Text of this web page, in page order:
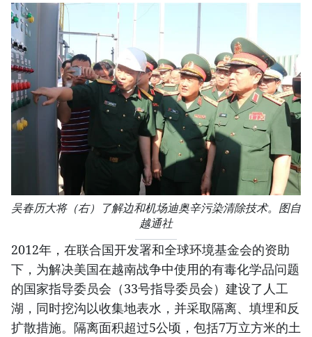
吴春历大将（右）了解边和机场迪奥辛污染清除技术。图自
越通社
2012年，在联合国开发署和全球环境基金会的资助
下，为解决美国在越南战争中使用的有毒化学品问题
的国家指导委员会（33号指导委员会）建设了人工
湖，同时挖沟以收集地表水，并采取隔离、填埋和反
扩散措施。隔离面积超过5公顷，包括7万立方米的土